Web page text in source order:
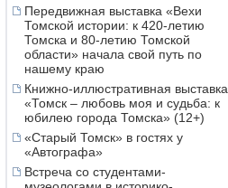
Передвижная выставка «Вехи
Томской истории: к 420-летию
Томска и 80-летию Томской
области» начала свой путь по
нашему краю
Книжно-иллюстративная выставка
«Томск – любовь моя и судьба: к
юбилею города Томска» (12+)
«Старый Томск» в гостях у
«Автографа»
Встреча со студентами-